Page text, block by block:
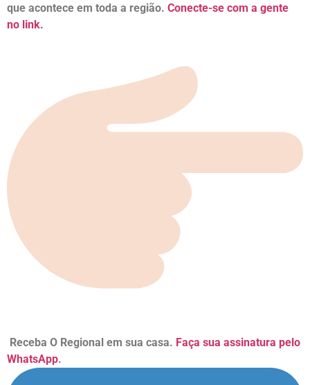
que acontece em toda a região. Conecte-se com a gente
no link.
Receba O Regional em sua casa. Faça sua assinatura pelo
WhatsApp.